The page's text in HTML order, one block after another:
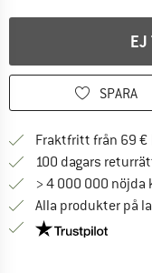
EJ
SPARA
Fraktfritt från 69 €
100 dagars
> 4 000 000 nöjda
Alla produkter på
Trust